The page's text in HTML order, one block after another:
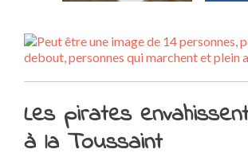
Les pirates envahissent
à la Toussaint